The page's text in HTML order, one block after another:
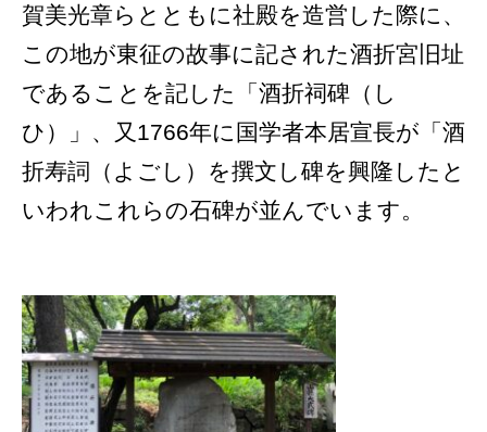
賀美光章らとともに社殿を造営した際に、
この地が東征の故事に記された酒折宮旧址
であることを記した「酒折祠碑（し
ひ）」、又1766年に国学者本居宣長が「酒
折寿詞（よごし）を撰文し碑を興隆したと
いわれこれらの石碑が並んでいます。